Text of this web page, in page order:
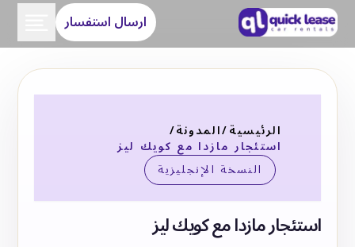
ارسال استفسار
الرئيسية/المدونة/
استئجار مازدا مع كويك ليز
النسخة الإنجليزية
استئجار مازدا مع كويك ليز